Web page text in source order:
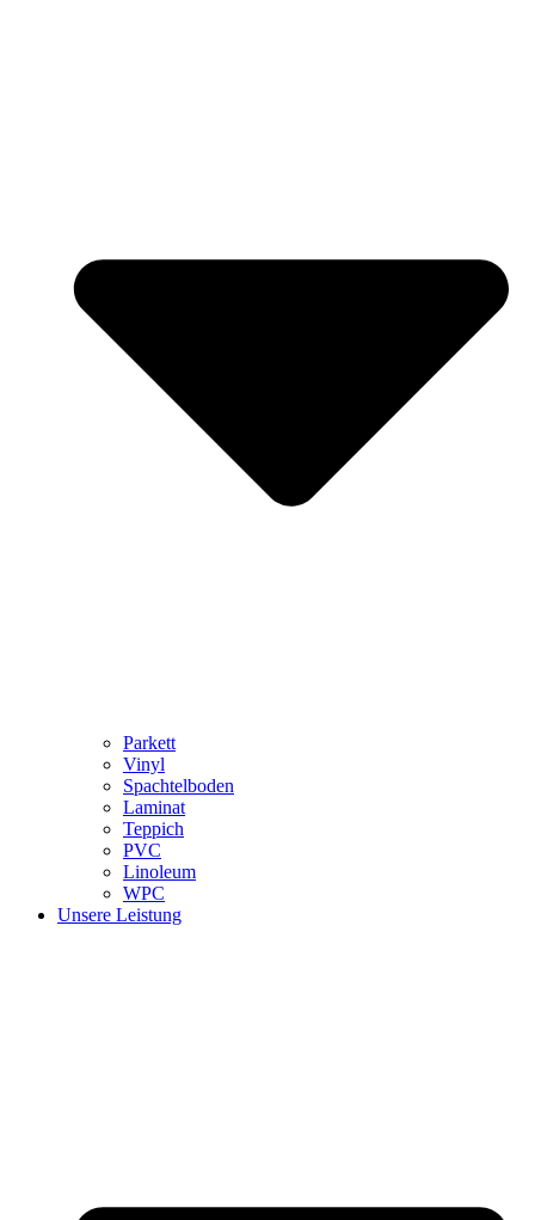
Parkett
Vinyl
Spachtelboden
Laminat
Teppich
PVC
Linoleum
WPC
Unsere Leistung